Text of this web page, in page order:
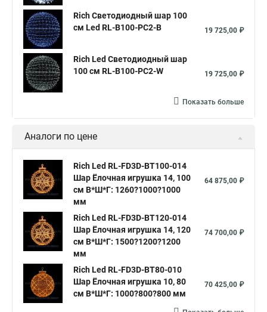
Rich Светодиодный шар 100
см Led RL-B100-PC2-B
19 725,00 ₽
Rich Led Светодиодный шар
100 см RL-B100-PC2-W
19 725,00 ₽
Показать больше
Аналоги по цене
Rich Led RL-FD3D-BT100-014
Шар Ёлочная игрушка 14, 100
см В*Ш*Г: 1260?1000?1000
мм
64 875,00 ₽
Rich Led RL-FD3D-BT120-014
Шар Ёлочная игрушка 14, 120
см В*Ш*Г: 1500?1200?1200
мм
74 700,00 ₽
Rich Led RL-FD3D-BT80-010
Шар Ёлочная игрушка 10, 80
см В*Ш*Г: 1000?800?800 мм
70 425,00 ₽